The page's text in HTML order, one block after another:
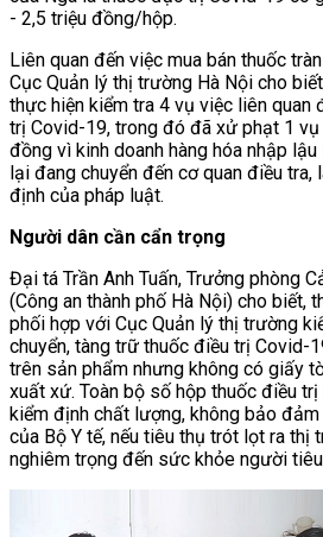
- 2,5 triệu đồng/hộp.
Liên quan đến việc mua bán thuốc
Cục Quản lý thị trường Hà Nội cho
thực hiện kiểm tra 4 vụ việc liên quan
trị Covid-19, trong đó đã xử phạt 1
đồng vì kinh doanh hàng hóa nhập
lại đang chuyển đến cơ quan điều
định của pháp luật.
Người dân cần cẩn trọng
Đại tá Trần Anh Tuấn, Trưởng phòng
(Công an thành phố Hà Nội) cho biết,
phối hợp với Cục Quản lý thị trường
chuyển, tàng trữ thuốc điều trị Covid-
trên sản phẩm nhưng không có giấy
xuất xứ. Toàn bộ số hộp thuốc điều
kiểm định chất lượng, không bảo
của Bộ Y tế, nếu tiêu thụ trót lọt ra thị
nghiêm trọng đến sức khỏe người